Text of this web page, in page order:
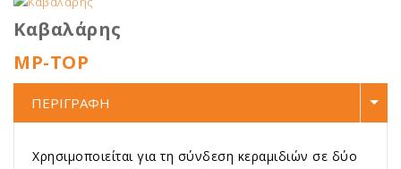
Καβαλάρης
MP-TOP
ΠΕΡΙΓΡΑΦΗ
Χρησιμοποιείται για τη σύνδεση κεραμιδιών σε δύο